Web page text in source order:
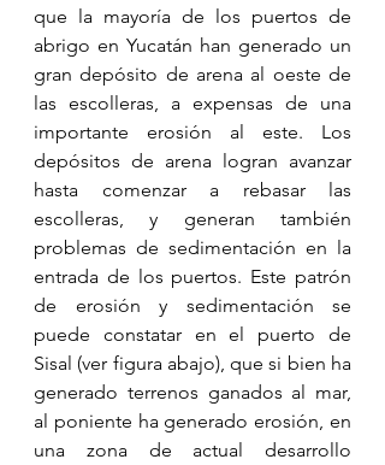
que la mayoría de los puertos de
abrigo en Yucatán han generado un
gran depósito de arena al oeste de
las escolleras, a expensas de una
importante erosión al este. Los
depósitos de arena logran avanzar
hasta comenzar a rebasar las
escolleras, y generan también
problemas de sedimentación en la
entrada de los puertos. Este patrón
de erosión y sedimentación se
puede constatar en el puerto de
Sisal (ver figura abajo), que si bien ha
generado terrenos ganados al mar,
al poniente ha generado erosión, en
una zona de actual desarrollo